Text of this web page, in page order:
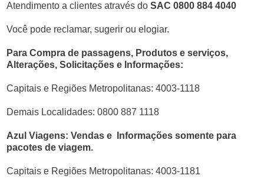
Atendimento a clientes através doSAC 0800 884 4040
Você pode reclamar, sugerir ou elogiar.
Para Compra de passagens, Produtos e serviços,
Alterações, Solicitações e Informações:
Capitais e Regiões Metropolitanas: 4003-1118
Demais Localidades: 0800 887 1118
Azul Viagens: Vendas e Informações somente para
pacotes de viagem.
Capitais e Regiões Metropolitanas: 4003-1181